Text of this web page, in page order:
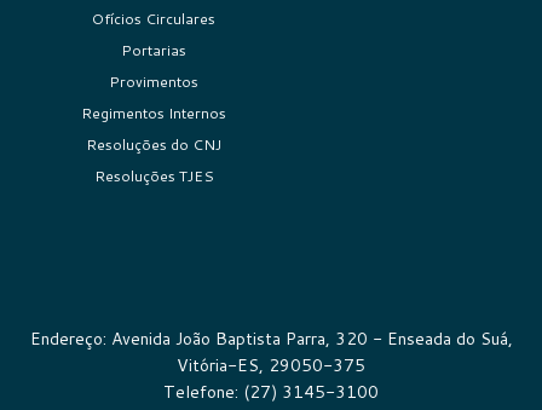
Ofícios Circulares
Portarias
Provimentos
Regimentos Internos
Resoluções do CNJ
Resoluções TJES
Endereço: Avenida João Baptista Parra, 320 - Enseada do Suá,
Vitória-ES, 29050-375
Telefone: (27) 3145-3100